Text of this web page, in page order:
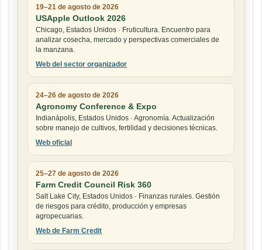
19–21 de agosto de 2026
USApple Outlook 2026
Chicago, Estados Unidos · Fruticultura. Encuentro para
analizar cosecha, mercado y perspectivas comerciales de
la manzana.
Web del sector organizador
24–26 de agosto de 2026
Agronomy Conference & Expo
Indianápolis, Estados Unidos · Agronomía. Actualización
sobre manejo de cultivos, fertilidad y decisiones técnicas.
Web oficial
25–27 de agosto de 2026
Farm Credit Council Risk 360
Salt Lake City, Estados Unidos · Finanzas rurales. Gestión
de riesgos para crédito, producción y empresas
agropecuarias.
Web de Farm Credit